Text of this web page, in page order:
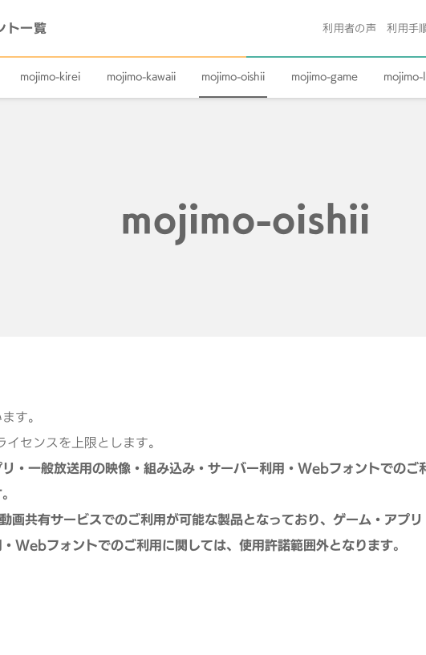
ト一覧 利用者の声 利用手
mojimo-kirei mojimo-kawaii mojimo-oishii mojimo-game
mojimo-oishii
す。
センスを上限とします。
・一般放送用の映像・組み込み・サーバー利用・Webフォントでのご
共有サービスでのご利用が可能な製品となっており、ゲーム・アプ
Webフォントでのご利用に関しては、使用許諾範囲外となります。